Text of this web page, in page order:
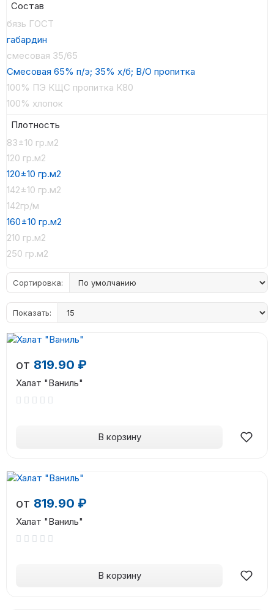
Состав
бязь ГОСТ
габардин
смесовая 35/65
Смесовая 65% п/э; 35% х/б; В/О пропитка
100% ПЭ КЩС пропитка К80
100% хлопок
Плотность
83±10 гр.м2
120 гр.м2
120±10 гр.м2
142±10 гр.м2
142гр/м
160±10 гр.м2
210 гр.м2
250 гр.м2
Сортировка:
Показать:
от 819.90 ₽
Халат "Ваниль"
В корзину
от 819.90 ₽
Халат "Ваниль"
В корзину